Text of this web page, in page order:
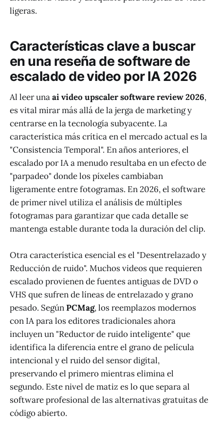
ligeras.
Características clave a buscar
en una reseña de software de
escalado de video por IA 2026
Al leer unaai video upscaler software review 2026,
es vital mirar más allá de la jerga de marketing y
centrarse en la tecnología subyacente. La
característica más crítica en el mercado actual es la
"Consistencia Temporal". En años anteriores, el
escalado por IA a menudo resultaba en un efecto de
"parpadeo" donde los píxeles cambiaban
ligeramente entre fotogramas. En 2026, el software
de primer nivel utiliza el análisis de múltiples
fotogramas para garantizar que cada detalle se
mantenga estable durante toda la duración del clip.
Otra característica esencial es el "Desentrelazado y
Reducción de ruido". Muchos videos que requieren
escalado provienen de fuentes antiguas de DVD o
VHS que sufren de líneas de entrelazado y grano
pesado. SegúnPCMag, los reemplazos modernos
con IA para los editores tradicionales ahora
incluyen un "Reductor de ruido inteligente" que
identifica la diferencia entre el grano de película
intencional y el ruido del sensor digital,
preservando el primero mientras elimina el
segundo. Este nivel de matiz es lo que separa al
software profesional de las alternativas gratuitas de
código abierto.